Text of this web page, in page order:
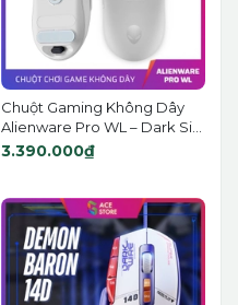
Chuột Gaming Không Dây
Alienware Pro WL – Dark Si...
3.390.000₫